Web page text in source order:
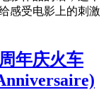
感受电影上的刺激
年庆火车